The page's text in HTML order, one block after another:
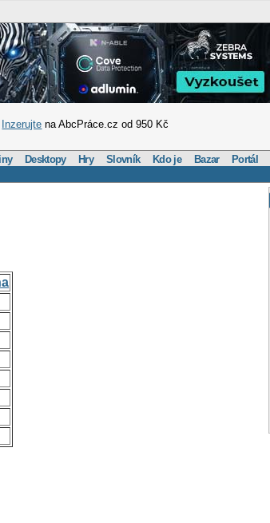
Inzerujte na AbcPráce.cz od 950 Kč
Desktopy Hry Slovník Kdo je Bazar Portál